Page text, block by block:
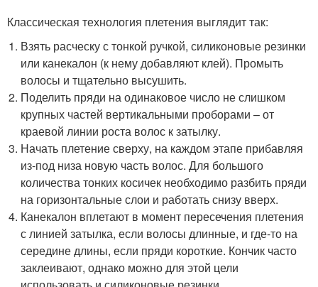
Классическая технология плетения выглядит так:
Взять расческу с тонкой ручкой, силиконовые резинки
или канекалон (к нему добавляют клей). Промыть
волосы и тщательно высушить.
Поделить пряди на одинаковое число не слишком
крупных частей вертикальными проборами – от
краевой линии роста волос к затылку.
Начать плетение сверху, на каждом этапе прибавляя
из-под низа новую часть волос. Для большого
количества тонких косичек необходимо разбить пряди
на горизонтальные слои и работать снизу вверх.
Канекалон вплетают в момент пересечения плетения
с линией затылка, если волосы длинные, и где-то на
середине длины, если пряди короткие. Кончик часто
заклеивают, однако можно для этой цели